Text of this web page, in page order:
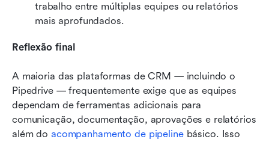
trabalho entre múltiplas equipes ou relatórios
mais aprofundados.
Reflexão final
A maioria das plataformas de CRM — incluindo o
Pipedrive — frequentemente exige que as equipes
dependam de ferramentas adicionais para
comunicação, documentação, aprovações e relatórios
além do acompanhamento de pipeline básico. Isso